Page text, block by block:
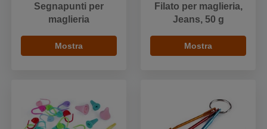
Segnapunti per
maglieria
Mostra
Filato per maglieria,
Jeans, 50 g
Mostra